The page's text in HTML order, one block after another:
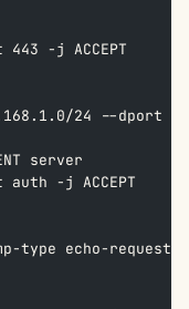
-j ACCEPT
24 --dport
server
-j ACCEPT
type echo-request